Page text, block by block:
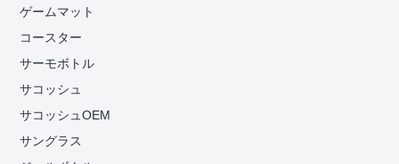
ゲームマット
コースター
サーモボトル
サコッシュ
サコッシュOEM
サングラス